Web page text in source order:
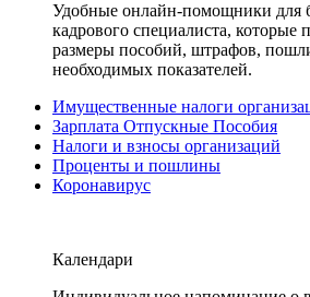
Удобные онлайн-помощники для
кадрового специалиста, которые
размеры пособий, штрафов,
необходимых показателей.
Имущественные налоги
Зарплата Отпускные Пособия
Налоги и взносы организаций
Проценты и пошлины
Коронавирус
Календари